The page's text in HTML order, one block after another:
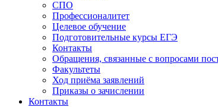
СПО
Профессионалитет
Целевое обучение
Подготовительные курсы ЕГЭ
Контакты
Обращения, связанные с вопросами
Факультеты
Ход приёма заявлений
Приказы о зачислении
Контакты